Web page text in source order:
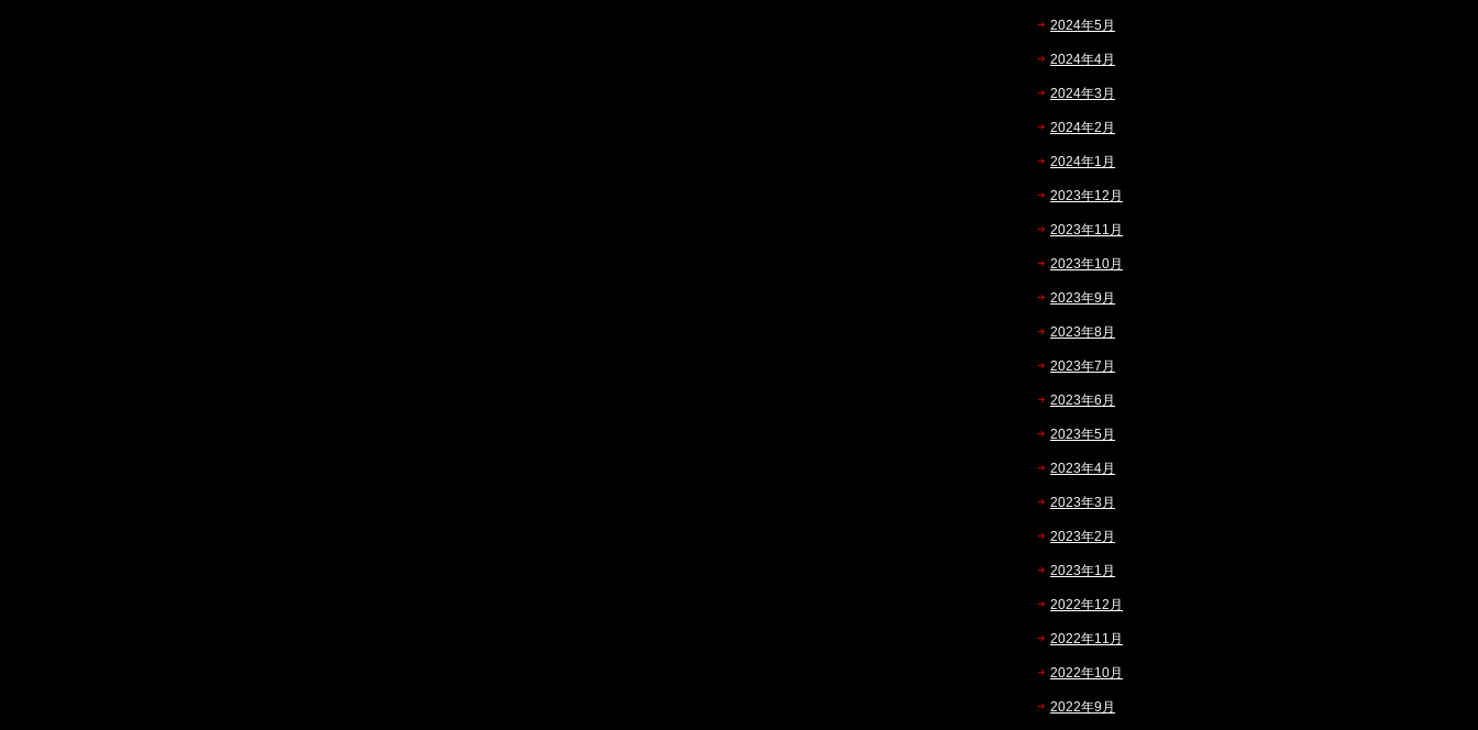
2024年5月
2024年4月
2024年3月
2024年2月
2024年1月
2023年12月
2023年11月
2023年10月
2023年9月
2023年8月
2023年7月
2023年6月
2023年5月
2023年4月
2023年3月
2023年2月
2023年1月
2022年12月
2022年11月
2022年10月
2022年9月